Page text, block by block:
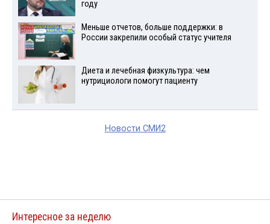
году
Меньше отчетов, больше поддержки: в
России закрепили особый статус учителя
Диета и лечебная физкультура: чем
нутрициологи помогут пациенту
Новости СМИ2
Интересное за неделю